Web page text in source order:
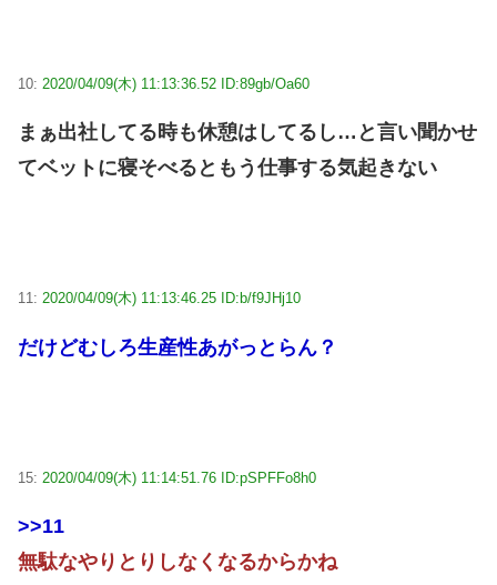
10: 2020/04/09(木) 11:13:36.52 ID:89gb/Oa60
まぁ出社してる時も休憩はしてるし…と言い聞かせ
てベットに寝そべるともう仕事する気起きない
11: 2020/04/09(木) 11:13:46.25 ID:b/f9JHj10
だけどむしろ生産性あがっとらん？
15: 2020/04/09(木) 11:14:51.76 ID:pSPFFo8h0
>>11
無駄なやりとりしなくなるからかね